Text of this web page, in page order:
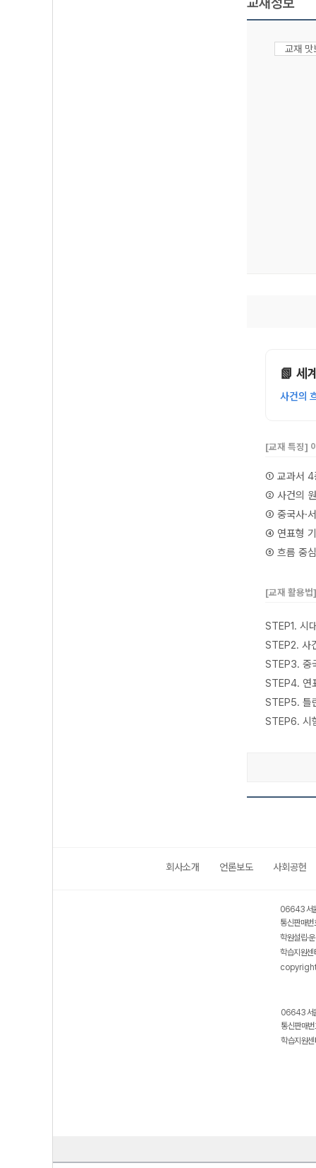
교재
📗 세
사건의
[교재 특징]
① 교과서 4
② 사건의 원
③ 중국사·
④ 연표형
⑤ 흐름 중
[교재 활용법
STEP1. 시
STEP2. 사
STEP3. 중
STEP4. 연
STEP5. 틀
STEP6. 시
회사소개 언론보도 사회공헌
06643 서
통신판매
학원설립·
학습지원
06643 서
통신판매
학습지원